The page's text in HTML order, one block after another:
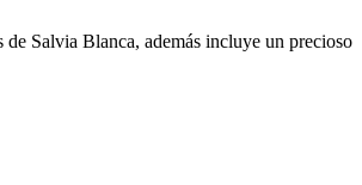
Salvia Blanca, además incluye un precioso